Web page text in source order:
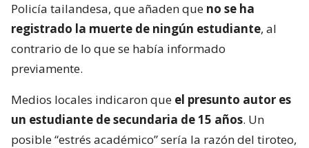
Policía tailandesa, que añaden que no se ha
registrado la muerte de ningún estudiante, al
contrario de lo que se había informado
previamente.
Medios locales indicaron que el presunto autor es
un estudiante de secundaria de 15 años. Un
posible “estrés académico” sería la razón del tiroteo,